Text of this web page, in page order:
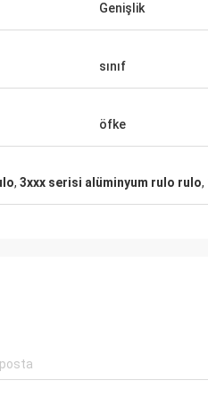
Genişlik
sınıf
öfke
, 3xxx serisi alüminyum rulo rulo,